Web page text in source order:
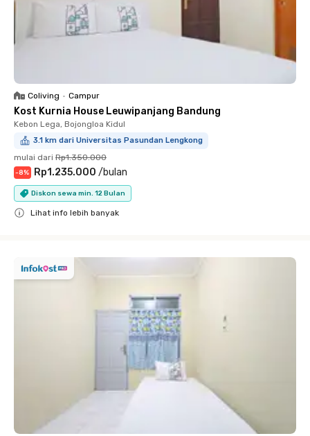
Coliving • Campur
Kost Kurnia House Leuwipanjang Bandung
Kebon Lega, Bojongloa Kidul
3.1 km dari Universitas Pasundan Lengkong
mulai dari Rp1.350.000
-8% Rp1.235.000 /bulan
Diskon sewa min. 12 Bulan
Lihat info lebih banyak